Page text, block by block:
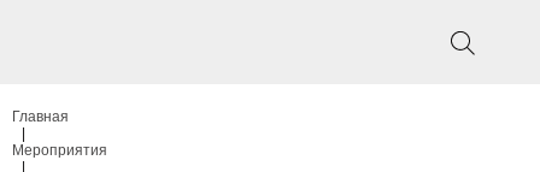
Главная
Мероприятия